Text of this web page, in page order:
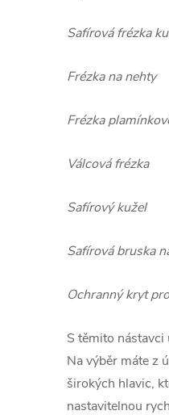
Safírová frézka
Frézka na nehty
Frézka
Válcová frézka
Safírový kužel
Safírová bruska
Ochranný kryt
S těmito nástavci
Na výběr máte z
širokých hlavic,
nastavitelnou